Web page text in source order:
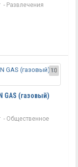
- Развлечения
10
GAS (газовый)
- Общественное